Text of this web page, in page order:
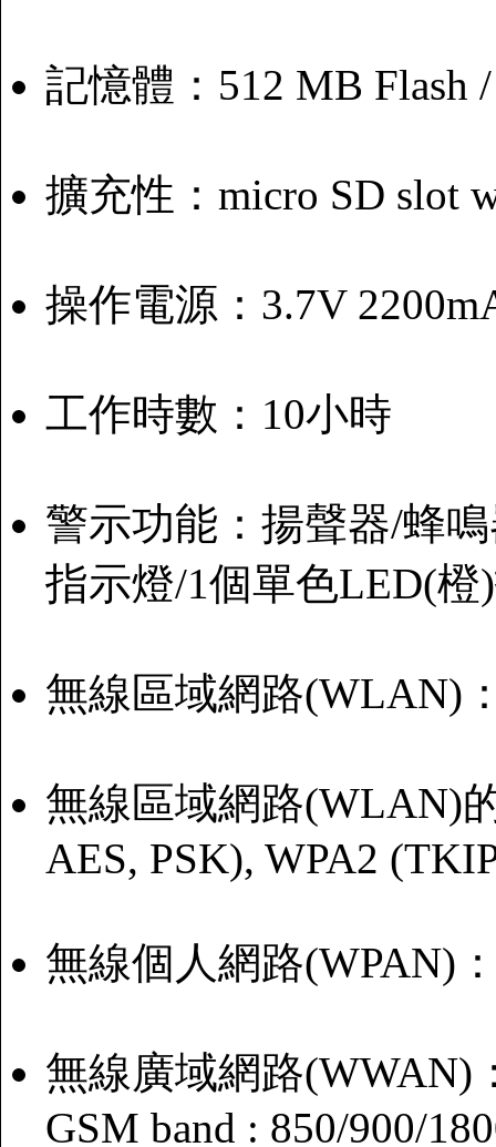
記憶體：512 MB Flash
擴充性：micro SD slot
操作電源：3.7V
工作時數：10小時
警示功能：揚聲器/蜂
指示燈/1個單色LED(橙
無線區域網路(WLAN)
無線區域網路(WLAN)
AES, PSK), WPA2
無線個人網路(WPAN)
無線廣域網路(WWAN)
GSM band : 850/900/